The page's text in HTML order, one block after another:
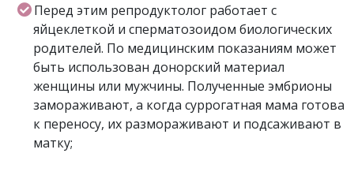
Перед этим репродуктолог работает с
яйцеклеткой и сперматозоидом биологических
родителей. По медицинским показаниям может
быть использован донорский материал
женщины или мужчины. Полученные эмбрионы
замораживают, а когда суррогатная мама готова
к переносу, их размораживают и подсаживают в
матку;